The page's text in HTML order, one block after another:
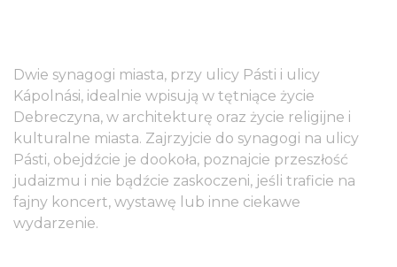
Dwie synagogi miasta, przy ulicy Pásti i ulicy
Kápolnási, idealnie wpisują w tętniące życie
Debreczyna, w architekturę oraz życie religijne i
kulturalne miasta. Zajrzyjcie do synagogi na ulicy
Pásti, obejdźcie je dookoła, poznajcie przeszłość
judaizmu i nie bądźcie zaskoczeni, jeśli traficie na
fajny koncert, wystawę lub inne ciekawe
wydarzenie.